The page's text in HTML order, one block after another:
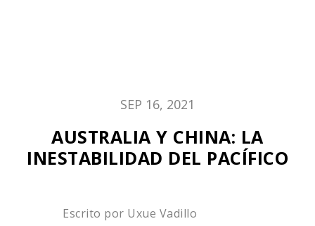
SEP 16, 2021
AUSTRALIA Y CHINA: LA
INESTABILIDAD DEL PACÍFICO
Escrito por Uxue Vadillo